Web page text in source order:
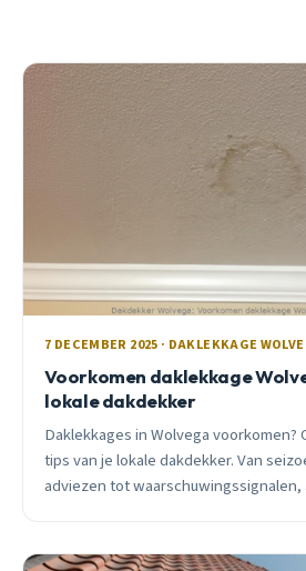
7 DECEMBER 2025 · DAKLEKKAGE
Voorkomen daklekkage
lokale dakdekker
Daklekkages in Wolvega
tips van je lokale dakdekker. Van
adviezen tot